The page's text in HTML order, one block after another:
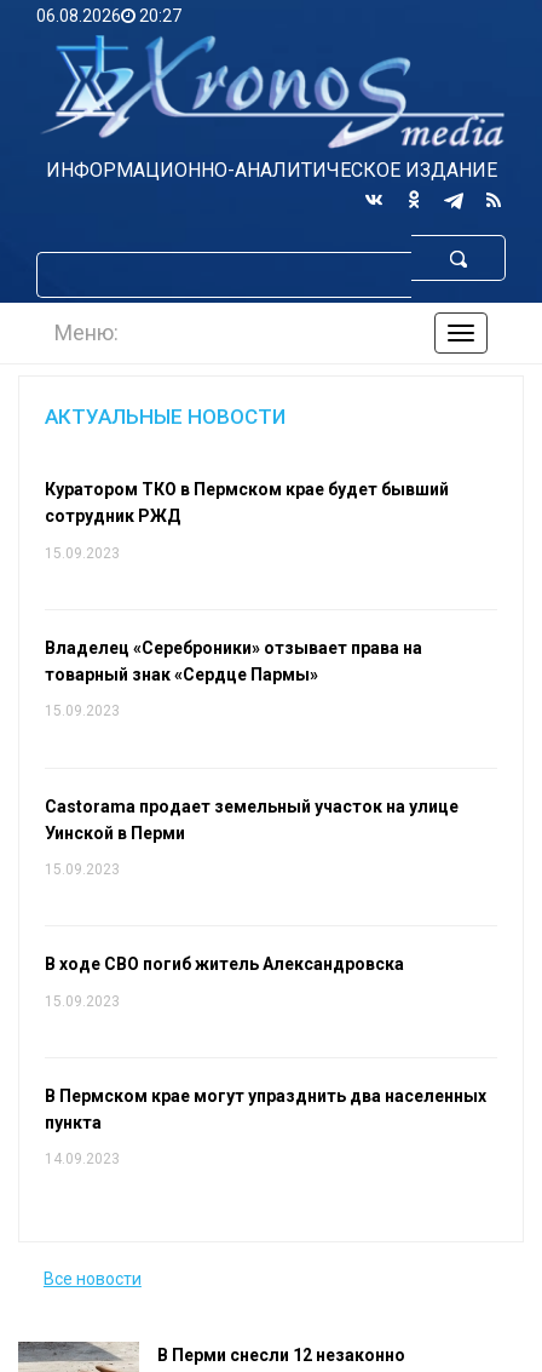
06.08.2026 20:27
ИНФОРМАЦИОННО-АНАЛИТИЧЕСКОЕ ИЗДАНИЕ
по
Меню:
АКТУАЛЬНЫЕ НОВОСТИ
Куратором ТКО в Пермском крае будет бывший
сотрудник РЖД
15.09.2023
Владелец «Сереброники» отзывает права на
товарный знак «Сердце Пармы»
15.09.2023
Castorama продает земельный участок на улице
Уинской в Перми
15.09.2023
В ходе СВО погиб житель Александровска
15.09.2023
В Пермском крае могут упразднить два населенных
пункта
14.09.2023
Все новости
В Перми снесли 12 незаконно